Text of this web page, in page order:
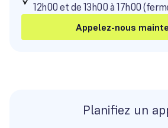
12h00 et de 13h00 à 17h00
Appelez-nous
Planifiez un